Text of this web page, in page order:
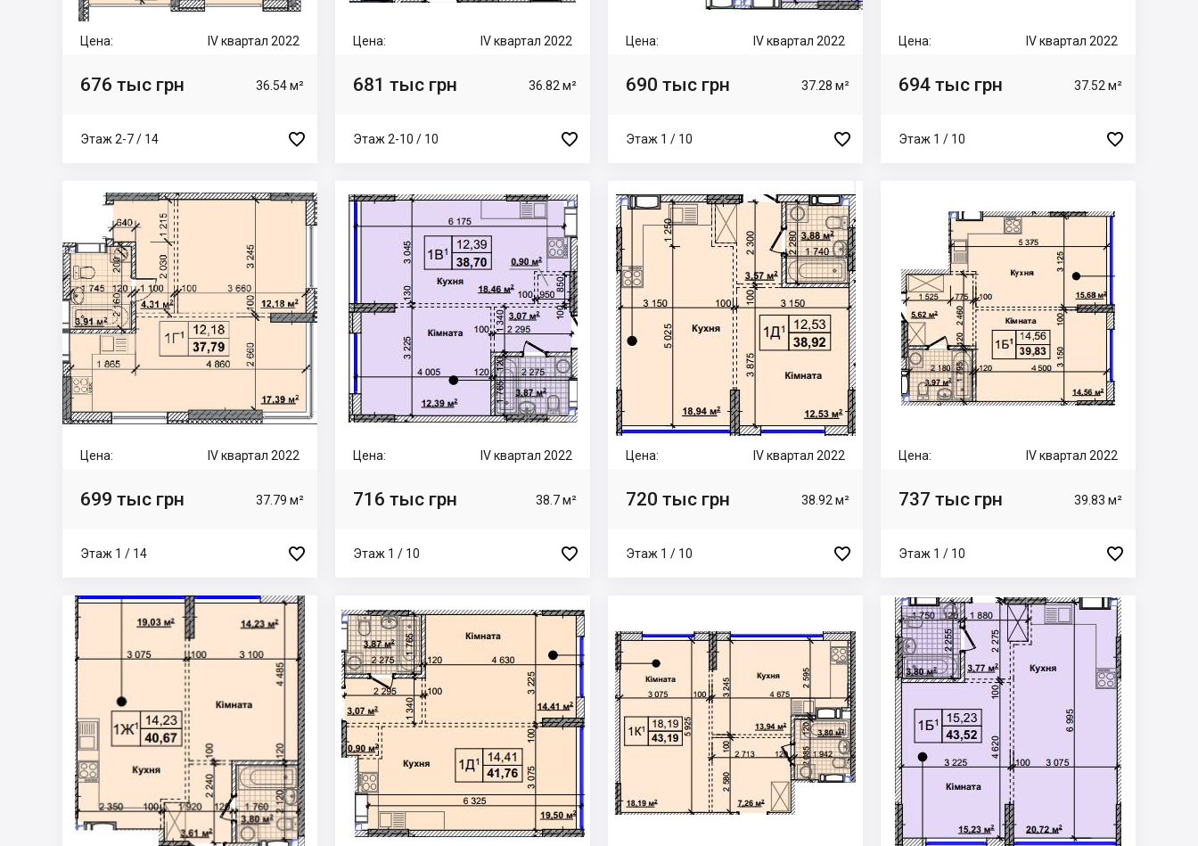
Цена: IV квартал 2022
676 тыс грн 36.54 м²
Этаж 2-7 / 14 
Цена: IV квартал 2022
681 тыс грн 36.82 м²
Этаж 2-10 / 10 
Цена: IV квартал 2022
690 тыс грн 37.28 м²
Этаж 1 / 10 
Цена: IV квартал 2022
694 тыс грн 37.52 м²
Этаж 1 / 10 
Цена: IV квартал 2022
699 тыс грн 37.79 м²
Этаж 1 / 14 
Цена: IV квартал 2022
716 тыс грн 38.7 м²
Этаж 1 / 10 
Цена: IV квартал 2022
720 тыс грн 38.92 м²
Этаж 1 / 10 
Цена: IV квартал 2022
737 тыс грн 39.83 м²
Этаж 1 / 10 